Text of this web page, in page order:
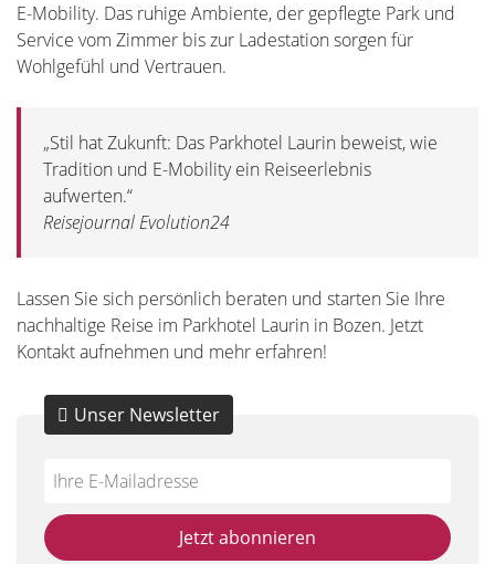
E-Mobility. Das ruhige Ambiente, der gepflegte Park und
Service vom Zimmer bis zur Ladestation sorgen für
Wohlgefühl und Vertrauen.
„Stil hat Zukunft: Das Parkhotel Laurin beweist, wie
Tradition und E-Mobility ein Reiseerlebnis
aufwerten.“
Reisejournal Evolution24
Lassen Sie sich persönlich beraten und starten Sie Ihre
nachhaltige Reise im Parkhotel Laurin in Bozen. Jetzt
Kontakt aufnehmen und mehr erfahren!
Do
fill
this
Unser Newsletter
*Ihre
Mailadresse:
Jetzt abonnieren